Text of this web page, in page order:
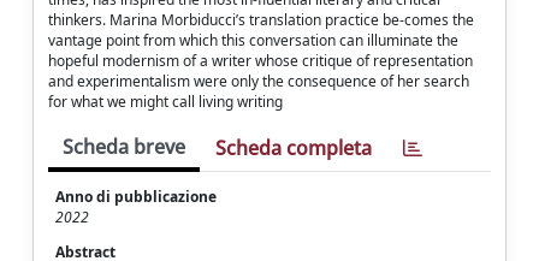
thinkers. Marina Morbiducci’s translation practice be-comes the
vantage point from which this conversation can illuminate the
hopeful modernism of a writer whose critique of representation
and experimentalism were only the consequence of her search
for what we might call living writing
Scheda breve Scheda completa
Anno di pubblicazione
2022
Abstract